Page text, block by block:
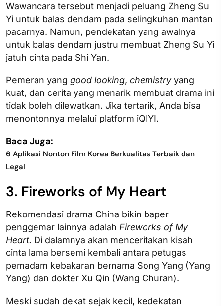
Wawancara tersebut menjadi peluang Zheng Su
Yi untuk balas dendam pada selingkuhan mantan
pacarnya. Namun, pendekatan yang awalnya
untuk balas dendam justru membuat Zheng Su Yi
jatuh cinta pada Shi Yan.
Pemeran yang good looking, chemistryyang
kuat, dan cerita yang menarik membuat drama ini
tidak boleh dilewatkan. Jika tertarik, Anda bisa
menontonnya melalui platform iQIYI.
Baca Juga:
6 Aplikasi Nonton Film Korea Berkualitas Terbaik dan
Legal
3. Fireworks of My Heart
Rekomendasi drama China bikin baper
penggemar lainnya adalah Fireworks of My
Heart. Di dalamnya akan menceritakan kisah
cinta lama bersemi kembali antara petugas
pemadam kebakaran bernama Song Yang (Yang
Yang) dan dokter Xu Qin (Wang Churan).
Meski sudah dekat sejak kecil, kedekatan